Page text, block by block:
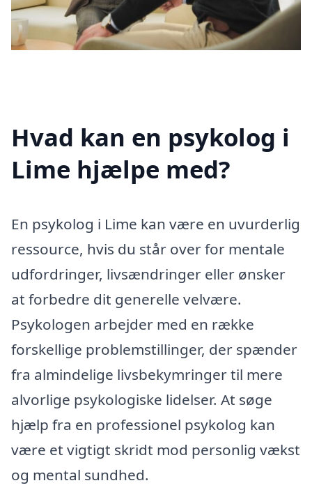
Hvad kan en psykolog i
Lime hjælpe med?
En psykolog i Lime kan være en uvurderlig
ressource, hvis du står over for mentale
udfordringer, livsændringer eller ønsker
at forbedre dit generelle velvære.
Psykologen arbejder med en række
forskellige problemstillinger, der spænder
fra almindelige livsbekymringer til mere
alvorlige psykologiske lidelser. At søge
hjælp fra en professionel psykolog kan
være et vigtigt skridt mod personlig vækst
og mental sundhed.